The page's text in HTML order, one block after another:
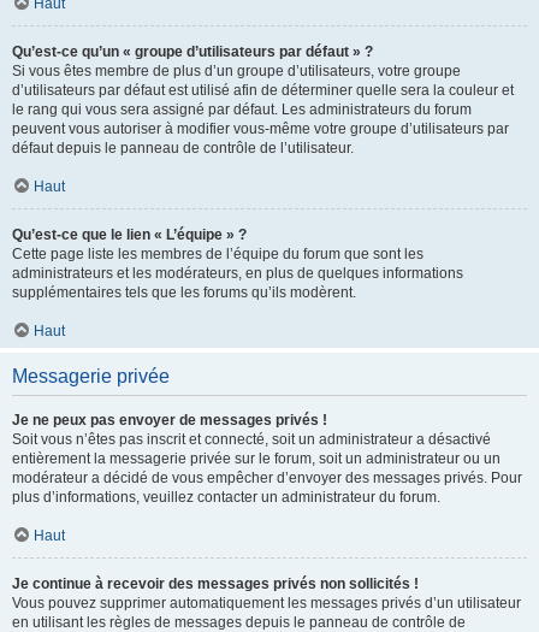
Haut
Qu’est-ce qu’un « groupe d’utilisateurs par défaut » ?
Si vous êtes membre de plus d’un groupe d’utilisateurs, votre groupe
d’utilisateurs par défaut est utilisé afin de déterminer quelle sera la couleur et
le rang qui vous sera assigné par défaut. Les administrateurs du forum
peuvent vous autoriser à modifier vous-même votre groupe d’utilisateurs par
défaut depuis le panneau de contrôle de l’utilisateur.
Haut
Qu’est-ce que le lien « L’équipe » ?
Cette page liste les membres de l’équipe du forum que sont les
administrateurs et les modérateurs, en plus de quelques informations
supplémentaires tels que les forums qu’ils modèrent.
Haut
Messagerie privée
Je ne peux pas envoyer de messages privés !
Soit vous n’êtes pas inscrit et connecté, soit un administrateur a désactivé
entièrement la messagerie privée sur le forum, soit un administrateur ou un
modérateur a décidé de vous empêcher d’envoyer des messages privés. Pour
plus d’informations, veuillez contacter un administrateur du forum.
Haut
Je continue à recevoir des messages privés non sollicités !
Vous pouvez supprimer automatiquement les messages privés d’un utilisateur
en utilisant les règles de messages depuis le panneau de contrôle de